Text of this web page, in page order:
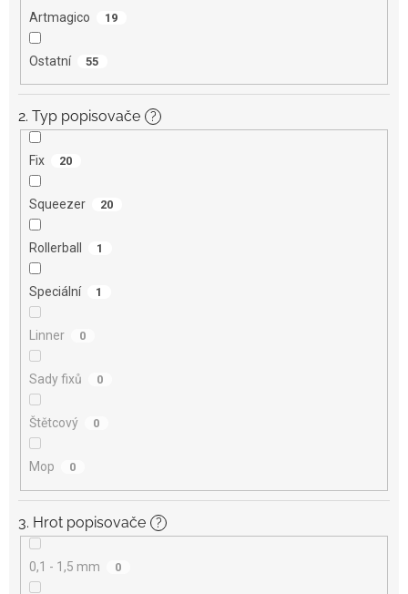
Artmagico 19
Ostatní 55
2. Typ popisovače ?
Fix 20
Squeezer 20
Rollerball 1
Speciální 1
Linner 0
Sady fixů 0
Štětcový 0
Mop 0
3. Hrot popisovače ?
0,1 - 1,5 mm 0